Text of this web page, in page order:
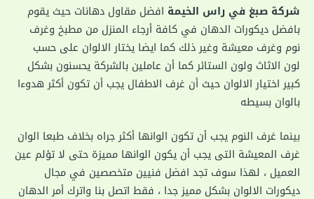
شركة صبغ في راس الخيمة افضل مقاول دهانات حيث يقوم
بافضل ديكورات الدهان في كافة أرجاء المنزل من مطبخ وغرف
نوم وغرف معيشة وغير ذلك كما ايضا يختار الالوان على حسب
لون الاثاث ولون الستائر كما أن عاملين بالشركة يحسنون بشكل
كبير اختيار الالوان حيث أن غرف الاطفال يجب أن تكون أكثر هدوءا
بالوان بسيطه
بينما غرف النوم يجب أن تكون الوانها أكثر جراه بخلاف طبعا الوان
غرف المعيشة التى يجب أن يكون الوانها مميزة حتى لا تؤلم عين
العميل ، لهذا سوف تجد افضل فنيين متخصصين في مجال
ديكورات الالوان بشكل مميز جدا ، فقط اتصل بنا واترك أمر الدهان